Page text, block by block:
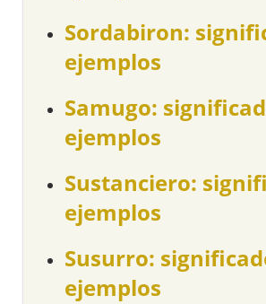
Sordabiron:
ejemplos
Samugo:
ejemplos
Sustanciero:
ejemplos
Susurro:
ejemplos